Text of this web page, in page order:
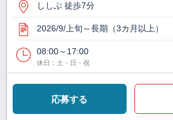
ししぶ 徒歩7分
2026/9/上旬～長期（3カ月以上）
08:00～17:00
休日：土・日・祝
応募する